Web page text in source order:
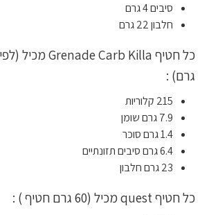
סיבים 4 גרם
חלבון 22 גרם
גרם) :
215 קלוריות
7.9 גרם שומן
1.4 גרם סוכר
6.4 גרם סיבים תזונתיים
23 גרם חלבון
כל חטיף quest מכיל (60 גרם חטיף ) :